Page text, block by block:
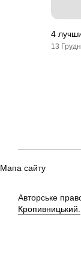
4
13
Мапа сайту
Авторське
Кропивницький.